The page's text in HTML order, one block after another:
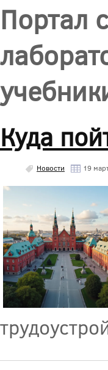
Портал
Куда
Новости 19